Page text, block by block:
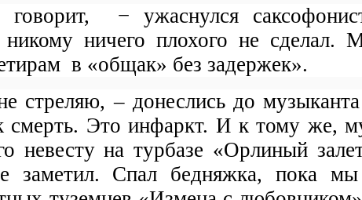
− ужаснулся
ничего плохого не сделал.
в «общак» без задержек».
стреляю, – донеслись до
смерть. Это инфаркт. И к тому же,
невесту на турбазе «Орлиный
Спал бедняжка, пока мы